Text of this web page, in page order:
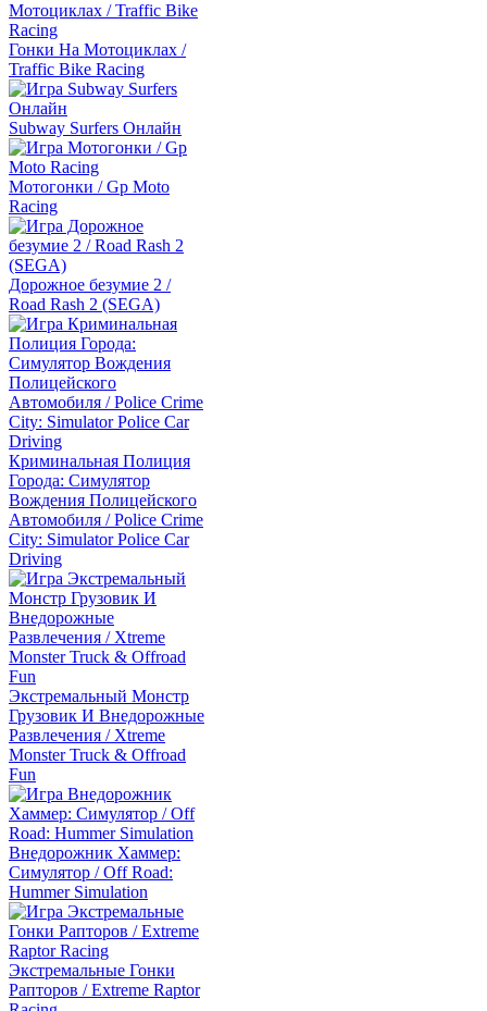
Гонки На Мотоциклах /
Traffic Bike Racing
Subway Surfers Онлайн
Мотогонки / Gp Moto
Racing
Дорожное безумие 2 /
Road Rash 2 (SEGA)
Криминальная Полиция
Города: Симулятор
Вождения Полицейского
Автомобиля / Police Crime
City: Simulator Police Car
Driving
Экстремальный Монстр
Грузовик И Внедорожные
Развлечения / Xtreme
Monster Truck & Offroad
Fun
Внедорожник Хаммер:
Симулятор / Off Road:
Hummer Simulation
Экстремальные Гонки
Рапторов / Extreme Raptor